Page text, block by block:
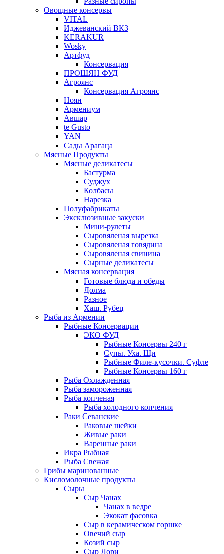
Овощные консервы
VITAL
Иджеванский ВКЗ
KERAKUR
Wosky
Артфуд
Консервация
ПРОШЯН ФУД
Агроянс
Консервация Агроянс
Ноян
Армениум
Авшар
te Gusto
YAN
Сады Арагаца
Мясные Продукты
Мясные деликатесы
Бастурма
Суджух
Колбасы
Нарезка
Полуфабрикаты
Эксклюзивные закуски
Мини-рулеты
Сыровяленая вырезка
Сыровяленая говядина
Сыровяленая свинина
Сырные деликатесы
Мясная консервация
Готовые блюда и обеды
Долма
Разное
Хаш. Рубец
Рыба из Армении
Рыбные Консервации
ЭКО ФУД
Рыбные Консервы 240 г
Супы. Уха. Щи
Рыбные Филе-кусочки. Суфле
Рыбные Консервы 160 г
Рыба Охлажденная
Рыба замороженная
Рыба копченая
Рыба холодного копчения
Раки Севанские
Раковые шейки
Живые раки
Варенные раки
Икра Рыбная
Рыба Свежая
Грибы маринованные
Кисломолочные продукты
Сыры
Сыр Чанах
Чанах в ведре
Экокат фасовка
Сыр в керамическом горшке
Овечий сыр
Козий сыр
Сыр Лори